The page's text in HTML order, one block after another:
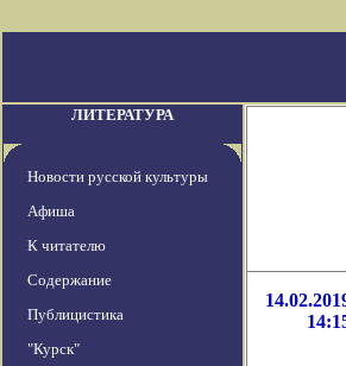
ЛИТЕРАТУРА
Новости русской культуры
Афиша
К читателю
Содержание
Публицистика
"Курск"